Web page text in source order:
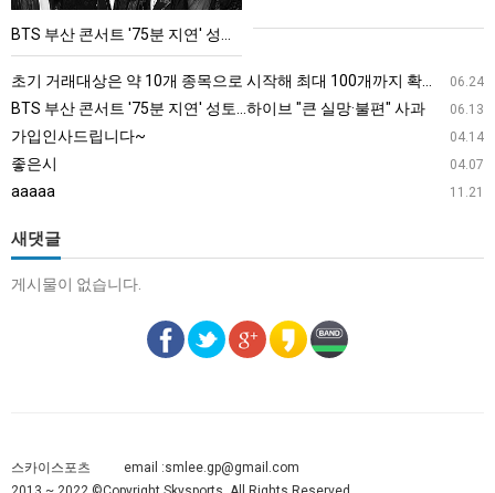
'75
분
브
"큰
실
BTS 부산 콘서트 '75분 지연' 성토…하이브 "큰 실망·불편" 사과
06.24
초기 거래대상은 약 10개 종목으로 시작해 최대 100개까지 확대할 방침이다. 구체적인 거래 대상 ETF는 아직 확정되지 않았지만, 시장 대표성이나 거래량을 고려해 선정할 계획이다.
06.13
BTS 부산 콘서트 '75분 지연' 성토…하이브 "큰 실망·불편" 사과
04.14
가입인사드립니다~
04.07
좋은시
11.21
aaaaa
새댓글
게시물이 없습니다.
스카이스포츠 email :smlee.gp@gmail.com